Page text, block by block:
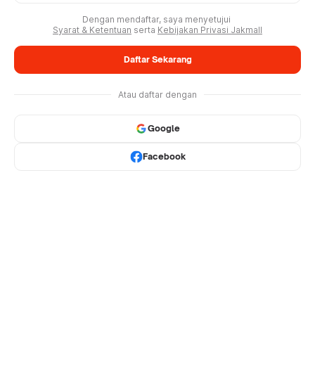
Dengan mendaftar, saya menyetujui
Syarat & Ketentuan serta Kebijakan Privasi Jakmall
Daftar Sekarang
Atau daftar dengan
Google
Facebook